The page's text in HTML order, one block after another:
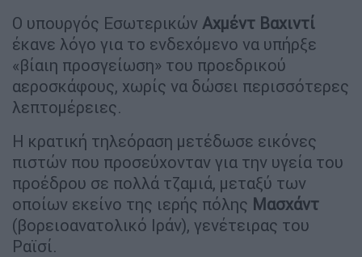
Ο υπουργός Εσωτερικών Αχμέντ Βαχιντί
έκανε λόγο για το ενδεχόμενο να υπήρξε
«βίαιη προσγείωση» του προεδρικού
αεροσκάφους, χωρίς να δώσει περισσότερες
λεπτομέρειες.
Η κρατική τηλεόραση μετέδωσε εικόνες
πιστών που προσεύχονταν για την υγεία του
προέδρου σε πολλά τζαμιά, μεταξύ των
οποίων εκείνο της ιερής πόλης Μασχάντ
(βορειοανατολικό Ιράν), γενέτειρας του
Ραϊσί.